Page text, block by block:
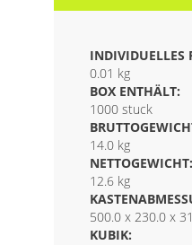
INDIVIDUELLES
0.01 kg
BOX ENTHÄLT:
1000 stuck
14.0 kg
NETTOGEWICHT:
12.6 kg
500.0 x 230.0 x
KUBIK: